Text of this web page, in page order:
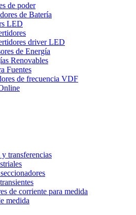
de poder
de Batería
LED
driver LED
de Energía
Renovables
Fuentes
de frecuencia VDF
transferencias
de corriente para medida
medida